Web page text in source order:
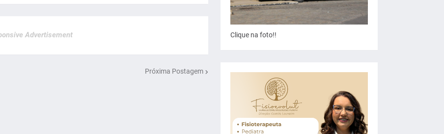
Advertisement
Próxima Postagem
Clique na foto!!